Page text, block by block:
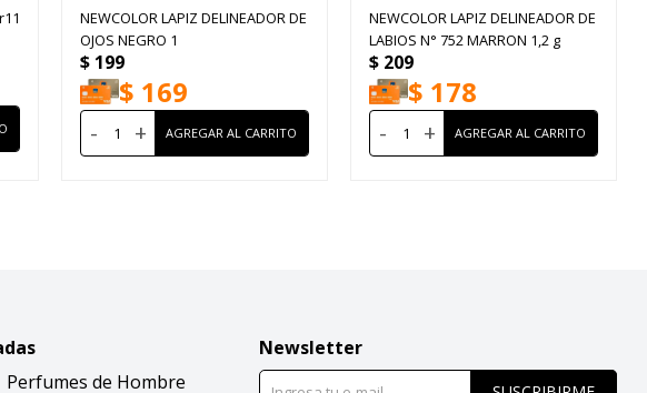
NEWCOLOR LAPIZ DELINEADOR DE
OJOS NEGRO 1
$ 199
$ 169
- +
NEWCOLOR LAPIZ DELINEADOR DE
LABIOS N° 752 MARRON 1,2 g
$ 209
$ 178
- +
Perfumes de Hombre
Newsletter